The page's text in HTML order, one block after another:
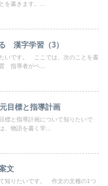
を書きます。...
漢字学習（3）
いです。 ここでは、次のことを書
指導者がペ...
目標と指導計画
標と指導計画について知りたいで
物語を書く学...
文
知りたいです。 作文の文種の1つ